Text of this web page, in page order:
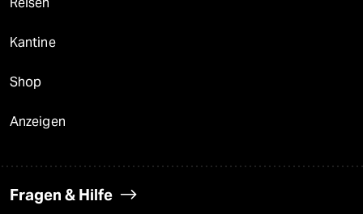
Kantine
Shop
Anzeigen
Fragen & Hilfe